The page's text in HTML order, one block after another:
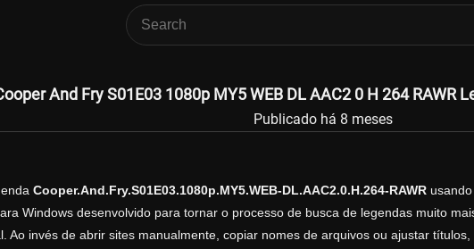
And Fry S01E03 1080p MY5 WEB DL AAC2 0 H 264 RAWR
Publicado há 8 meses
Cooper.And.Fry.S01E03.1080p.MY5.WEB-DL.AAC2.0.H.264-RAWR
Windows desenvolvido para tornar o processo de busca de legendas muito
Ao invés de abrir sites manualmente, copiar nomes de arquivos ou ajustar